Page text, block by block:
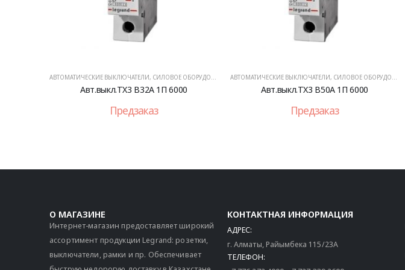
АВТОМАТИЧЕСКИЕ ВЫКЛЮЧАТЕЛИ, СИЛОВОЕ ОБОРУДОВАНИЕ
Авт.выкл.TX3 B32A 1П 6000
Предзаказ
АВТОМАТИЧЕСКИЕ ВЫКЛЮЧАТЕЛИ, СИЛОВОЕ ОБОРУДОВАНИЕ
Авт.выкл.TX3 B50A 1П 6000
Предзаказ
О МАГАЗИНЕ
Интернет-магазин предоставляет широкий
ассортимент продукции Legrand: розетки,
выключатели, рамки и пр. Обеспечивает
КОНТАКТНАЯ ИНФОРМАЦИЯ
АДРЕС:
г. Алматы, Райымбека 115/23A
ТЕЛЕФОН: